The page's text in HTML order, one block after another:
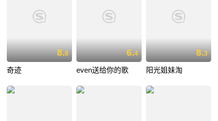
8.8
奇迹
6.4
even送给你的歌
8.3
阳光姐妹淘